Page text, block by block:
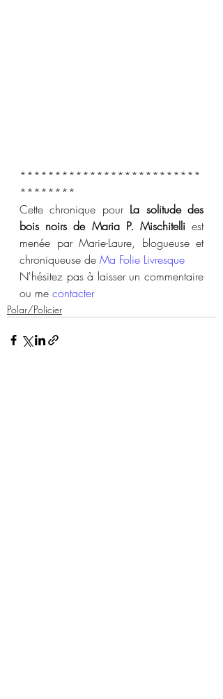
**************************
********
Cette chronique pour La solitude des
bois noirs de Maria P. Mischitelli est
menée par Marie-Laure, blogueuse et
chroniqueuse de Ma Folie Livresque
N'hésitez pas à laisser un commentaire
ou me contacter
Polar/Policier